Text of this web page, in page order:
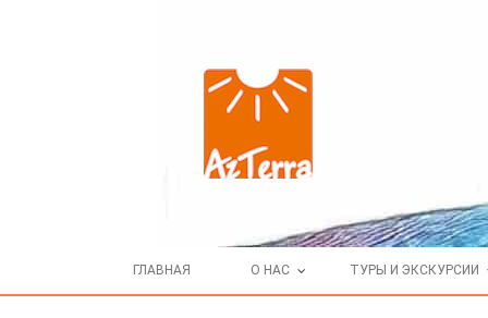
ГЛАВНАЯ О НАС ТУРЫ И ЭКСКУРСИИ